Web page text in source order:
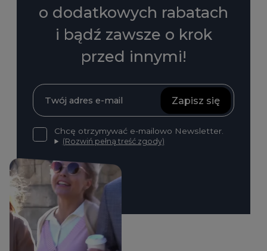
o dodatkowych rabatach
i bądź zawsze o krok
przed innymi!
Zapisz się
Chcę otrzymywać e-mailowo Newsletter.
(Rozwiń pełną treść zgody)